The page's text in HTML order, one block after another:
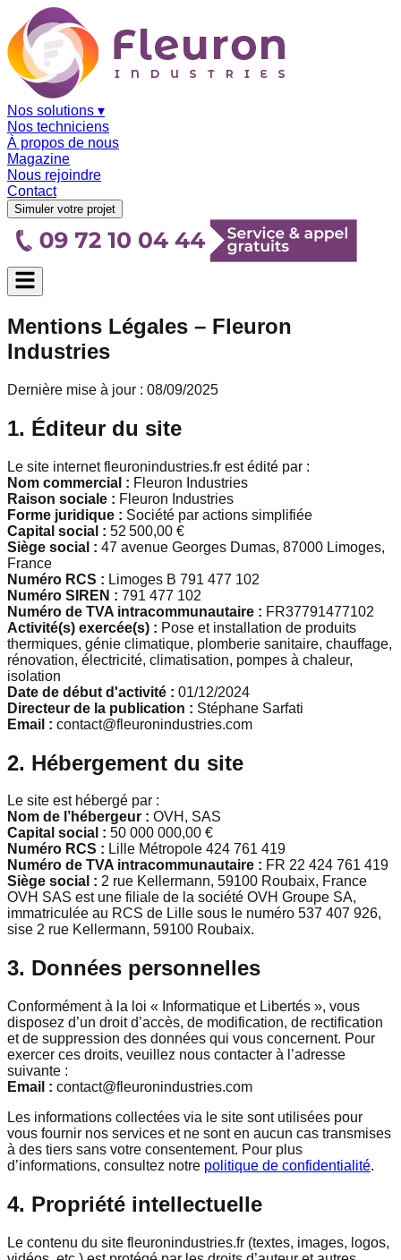
Nos solutions ▾
Nos techniciens
À propos de nous
Magazine
Nous rejoindre
Contact
Simuler votre projet
Mentions Légales – Fleuron
Industries
Dernière mise à jour : 08/09/2025
1. Éditeur du site
Le site internet fleuronindustries.fr est édité par :
Nom commercial : Fleuron Industries
Raison sociale : Fleuron Industries
Forme juridique : Société par actions simplifiée
Capital social : 52 500,00 €
Siège social : 47 avenue Georges Dumas, 87000 Limoges,
France
Numéro RCS : Limoges B 791 477 102
Numéro SIREN : 791 477 102
Numéro de TVA intracommunautaire : FR37791477102
Activité(s) exercée(s) : Pose et installation de produits
thermiques, génie climatique, plomberie sanitaire, chauffage,
rénovation, électricité, climatisation, pompes à chaleur,
isolation
Date de début d'activité : 01/12/2024
Directeur de la publication : Stéphane Sarfati
Email : contact@fleuronindustries.com
2. Hébergement du site
Le site est hébergé par :
Nom de l’hébergeur : OVH, SAS
Capital social : 50 000 000,00 €
Numéro RCS : Lille Métropole 424 761 419
Numéro de TVA intracommunautaire : FR 22 424 761 419
Siège social : 2 rue Kellermann, 59100 Roubaix, France
OVH SAS est une filiale de la société OVH Groupe SA,
immatriculée au RCS de Lille sous le numéro 537 407 926,
sise 2 rue Kellermann, 59100 Roubaix.
3. Données personnelles
Conformément à la loi « Informatique et Libertés », vous
disposez d’un droit d’accès, de modification, de rectification
et de suppression des données qui vous concernent. Pour
exercer ces droits, veuillez nous contacter à l’adresse
suivante :
Email : contact@fleuronindustries.com
Les informations collectées via le site sont utilisées pour
vous fournir nos services et ne sont en aucun cas transmises
à des tiers sans votre consentement. Pour plus
d’informations, consultez notre politique de confidentialité.
4. Propriété intellectuelle
Le contenu du site fleuronindustries.fr (textes, images, logos,